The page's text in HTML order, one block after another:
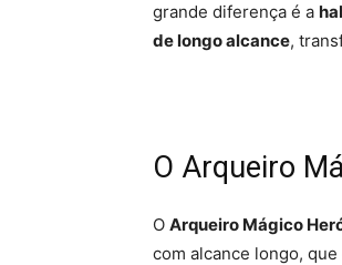
grande diferença é a
de longo alcance,
O Arqueiro
O Arqueiro Mágico
com alcance longo,